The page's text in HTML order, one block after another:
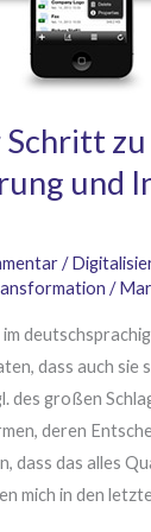
zu
und
/
/
dass auch sie
des großen
deren
dass das alles
mich in den